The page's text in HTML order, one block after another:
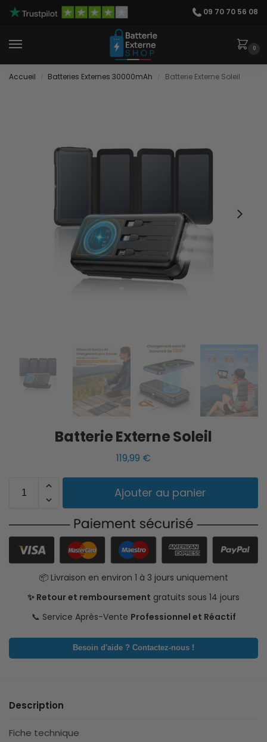
09 70 70 56 08
0
Accueil Batteries Externes 30000mAh Batterie Externe Soleil
Batterie Externe Soleil
119,99 €
Ajouter au panier
📦 Livraison en environ 1 à 3 jours uniquement
✨ Retour et remboursement gratuits sous 14 jours
📞 Service Après-Vente Professionnel et Réactif
Besoin d'aide ? Contactez-nous !
Description
Fiche technique